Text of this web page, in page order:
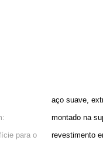
aço suave,
montado na
para o
revestimento